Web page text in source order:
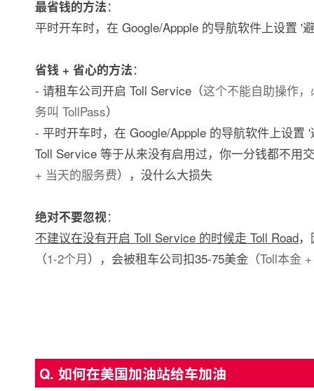
最省钱的方法：
平时开车时，在 Google/Appple 的导航软件上设置 '
省钱 + 省心的方法：
- 请租车公司开启 Toll Service（这个不能自助操作
务叫 TollPass）
- 平时开车时，在 Google/Appple 的导航软件上设置
Toll Service 等于从来没有启用过，你一分钱都不用
+ 当天的服务费），没什么大损失
绝对不要忽视：
不建议在没有开启 Toll Service 的时候走 Toll Road
（1-2个月），会被租车公司扣35-75美金（Toll本金
Q. 如何在美国加油站给车加油